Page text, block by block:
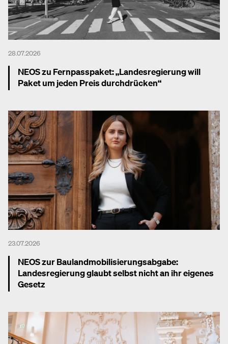
28.07.2026
NEOS zu Fernpasspaket: „Landesregierung will
Paket um jeden Preis durchdrücken“
23.07.2026
NEOS zur Baulandmobilisierungsabgabe:
Landesregierung glaubt selbst nicht an ihr eigenes
Gesetz